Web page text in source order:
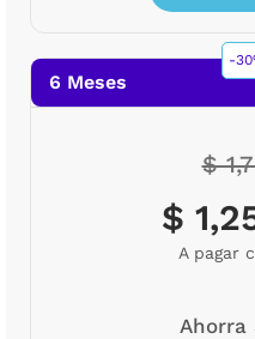
-
6 Meses
$
$
A pagar
Ahorra